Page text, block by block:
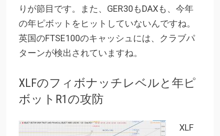
りが節目です。また、GER30もDAXも、今年
の年ピボットをヒットしていないんですね。
英国のFTSE100のキャッシュには、
クラブパ
ターンが検出されていますね。
XLFのフィボナッチレベルと年ピ
ボットR1の攻防
XLF